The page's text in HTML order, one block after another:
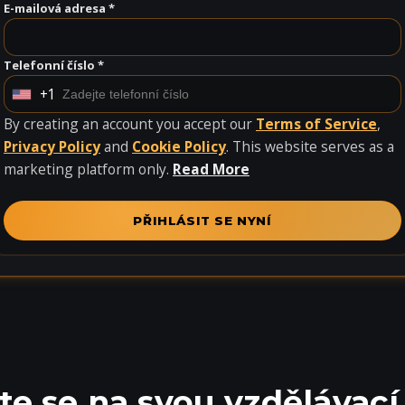
E-mailová adresa *
Telefonní číslo *
U
n
i
t
S
t
a
1
+1
By creating an account you accept our Terms of Service,
Privacy Policyand Cookie Policy. This website serves as a
marketing platform only. Read More
PŘIHLÁSIT SE NYNÍ